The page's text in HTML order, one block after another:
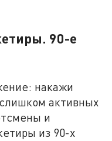
90-е
накажи
активных
и
из 90-х